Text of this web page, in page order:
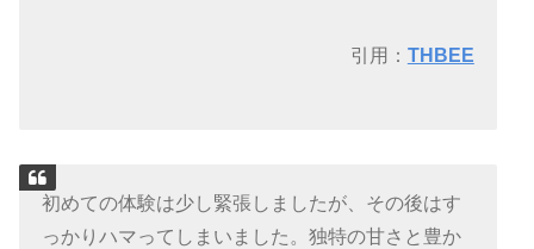
引用： THBEE
初めての体験は少し緊張しましたが、その後はす
っかりハマってしまいました。独特の甘さと豊か